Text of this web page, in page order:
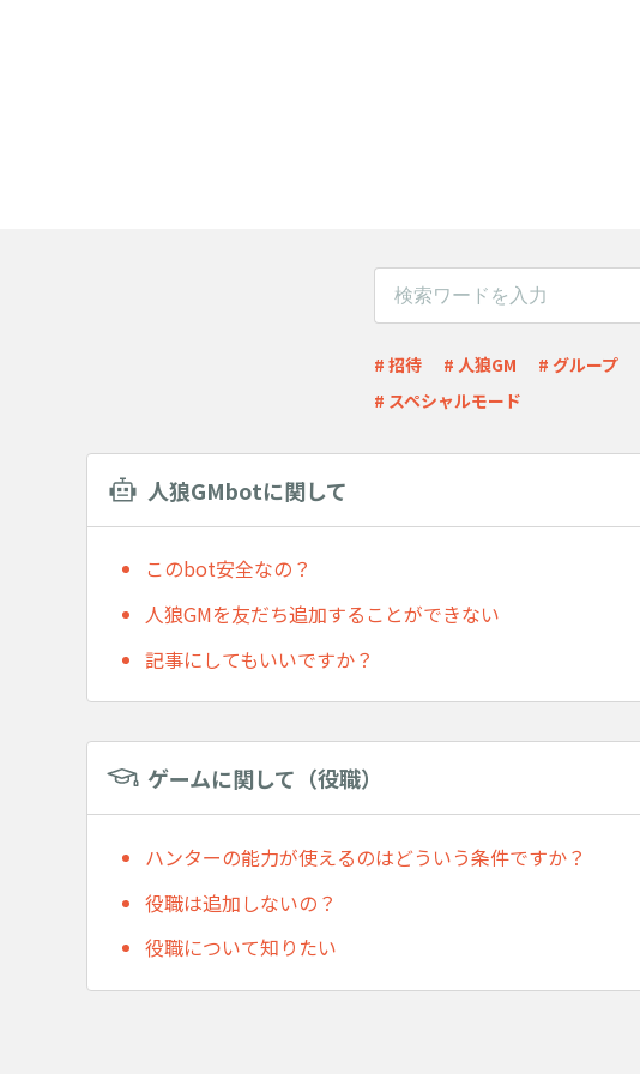
# 招待 # 人狼GM # グループ
# スペシャルモード
人狼GMbotに関して
このbot安全なの？
人狼GMを友だち追加することができない
記事にしてもいいですか？
ゲームに関して（役職）
ハンターの能力が使えるのはどういう条件ですか？
役職は追加しないの？
役職について知りたい